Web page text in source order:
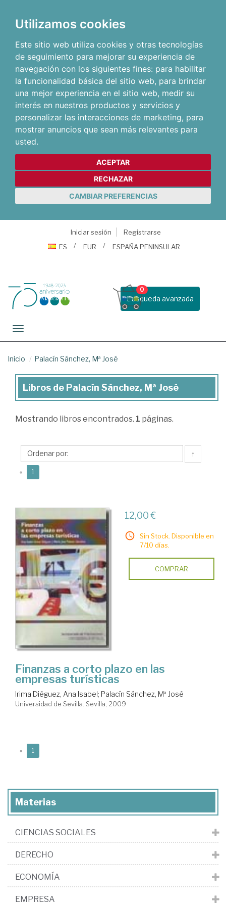
Utilizamos cookies
Este sitio web utiliza cookies y otras tecnologías
de seguimiento para mejorar su experiencia de
navegación con los siguientes fines: para habilitar
la funcionalidad básica del sitio web, para brindar
una mejor experiencia en el sitio web, medir su
interés en nuestros productos y servicios y
personalizar las interacciones de marketing, para
mostrar anuncios que sean más relevantes para
usted.
ACEPTAR
RECHAZAR
CAMBIAR PREFERENCIAS
Iniciar sesión
Registrarse
ES
EUR ESPAÑA PENINSULAR
Busqueda avanzada
0
Toggle navigation
Inicio Palacín Sánchez, Mª José
Libros
Palacín
Mª
José
Libros de Palacín Sánchez, Mª José
Mostrando libros encontrados. 1 páginas.
↑
« 1
12,00 €
Sin Stock. Disponible en
7/10 días.
COMPRAR
Finanzas a corto plazo en las
empresas turísticas
Irima Diéguez, Ana Isabel; Palacín Sánchez, Mª José
Universidad de Sevilla. Sevilla, 2009
« 1
Materias
CIENCIAS SOCIALES
DERECHO
ECONOMÍA
EMPRESA